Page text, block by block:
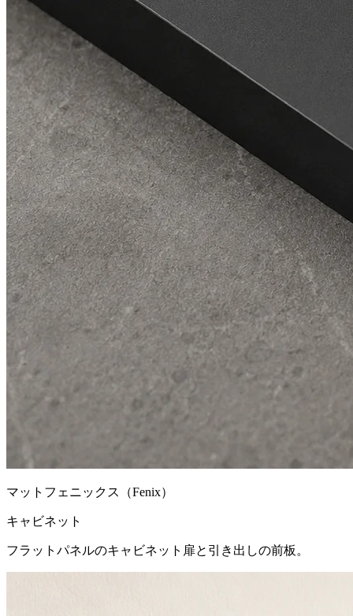
マットフェニックス（Fenix）
キャビネット
フラットパネルのキャビネット扉と引き出しの前板。